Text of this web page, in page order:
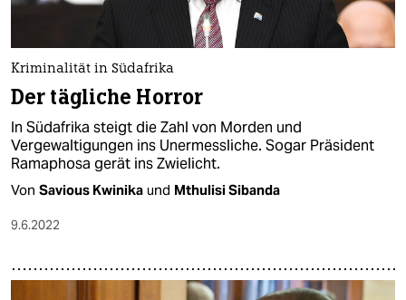
Kriminalität in Südafrika
Der tägliche Horror
In Südafrika steigt die Zahl von Morden und
Vergewaltigungen ins Unermessliche. Sogar Präsident
Ramaphosa gerät ins Zwielicht.
Von Savious Kwinika und Mthulisi Sibanda
9.6.2022